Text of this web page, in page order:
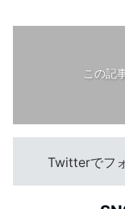
この記
Twitterでフ